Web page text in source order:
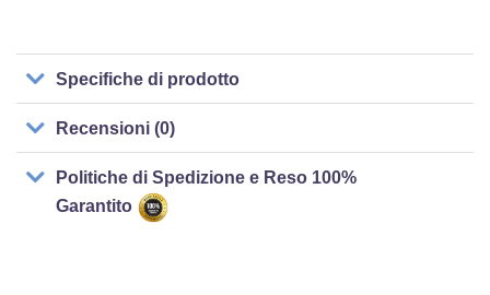
Specifiche di prodotto
Recensioni (0)
Politiche di Spedizione e Reso 100%
Garantito